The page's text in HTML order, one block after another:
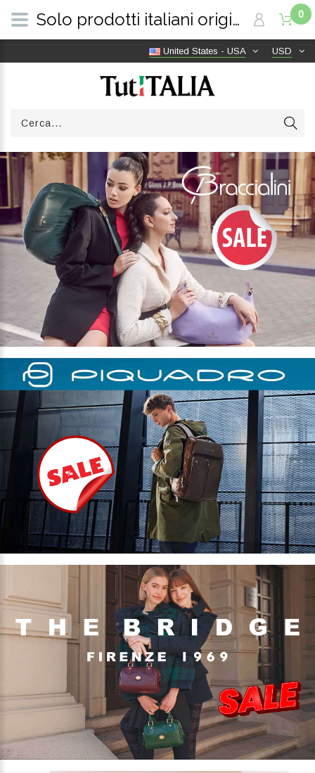
USD
United States - USA
0
Solo prodotti italiani originali | Consegna gratuita in tutto il mondo | TutITALIA